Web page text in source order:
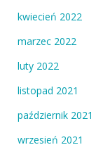
kwiecień 2022
marzec 2022
luty 2022
listopad 2021
październik 2021
wrzesień 2021